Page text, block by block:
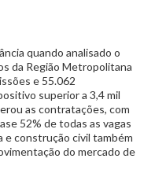
quando analisado o
da Região Metropolitana
e 55.062
superior a 3,4 mil
as contratações, com
52% de todas as vagas
e construção civil também
do mercado de